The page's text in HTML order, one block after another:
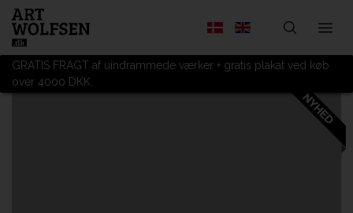
GRATIS FRAGT af uindrammede værker + gratis plakat ved køb
over 4000 DKK.